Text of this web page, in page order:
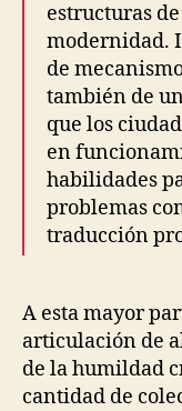
estructuras
modernidad.
de
también de
que los
en
habilidades
problemas
traducción
A esta mayor
articulación de
de la humildad
cantidad de